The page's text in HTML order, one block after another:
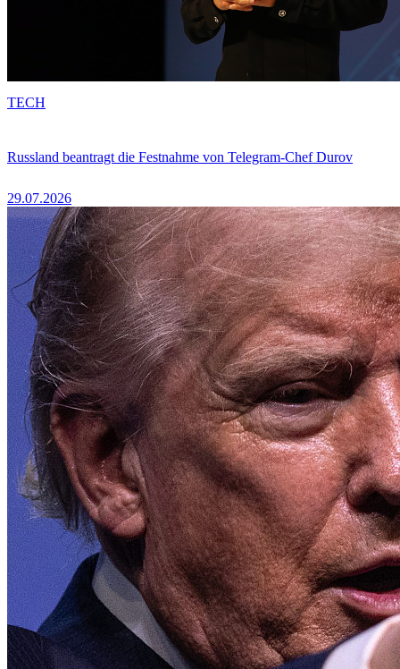
Russland beantragt die Festnahme von Telegram-Chef Durov
29.07.2026
TECH